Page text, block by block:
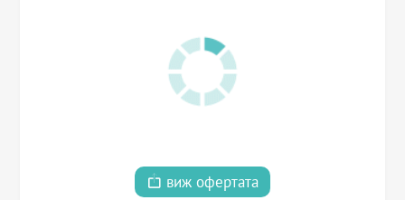
виж офертата